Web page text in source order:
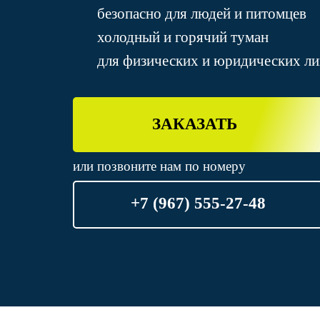
безопасно для людей и питомцев
холодный и горячий туман
для физических и юридических
ЗАКАЗАТЬ
или позвоните нам по номеру
+7 (967) 555-27-48